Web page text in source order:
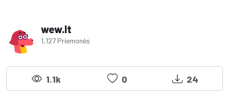
wew.lt
1,127 Priemonės
1.1k 0 24